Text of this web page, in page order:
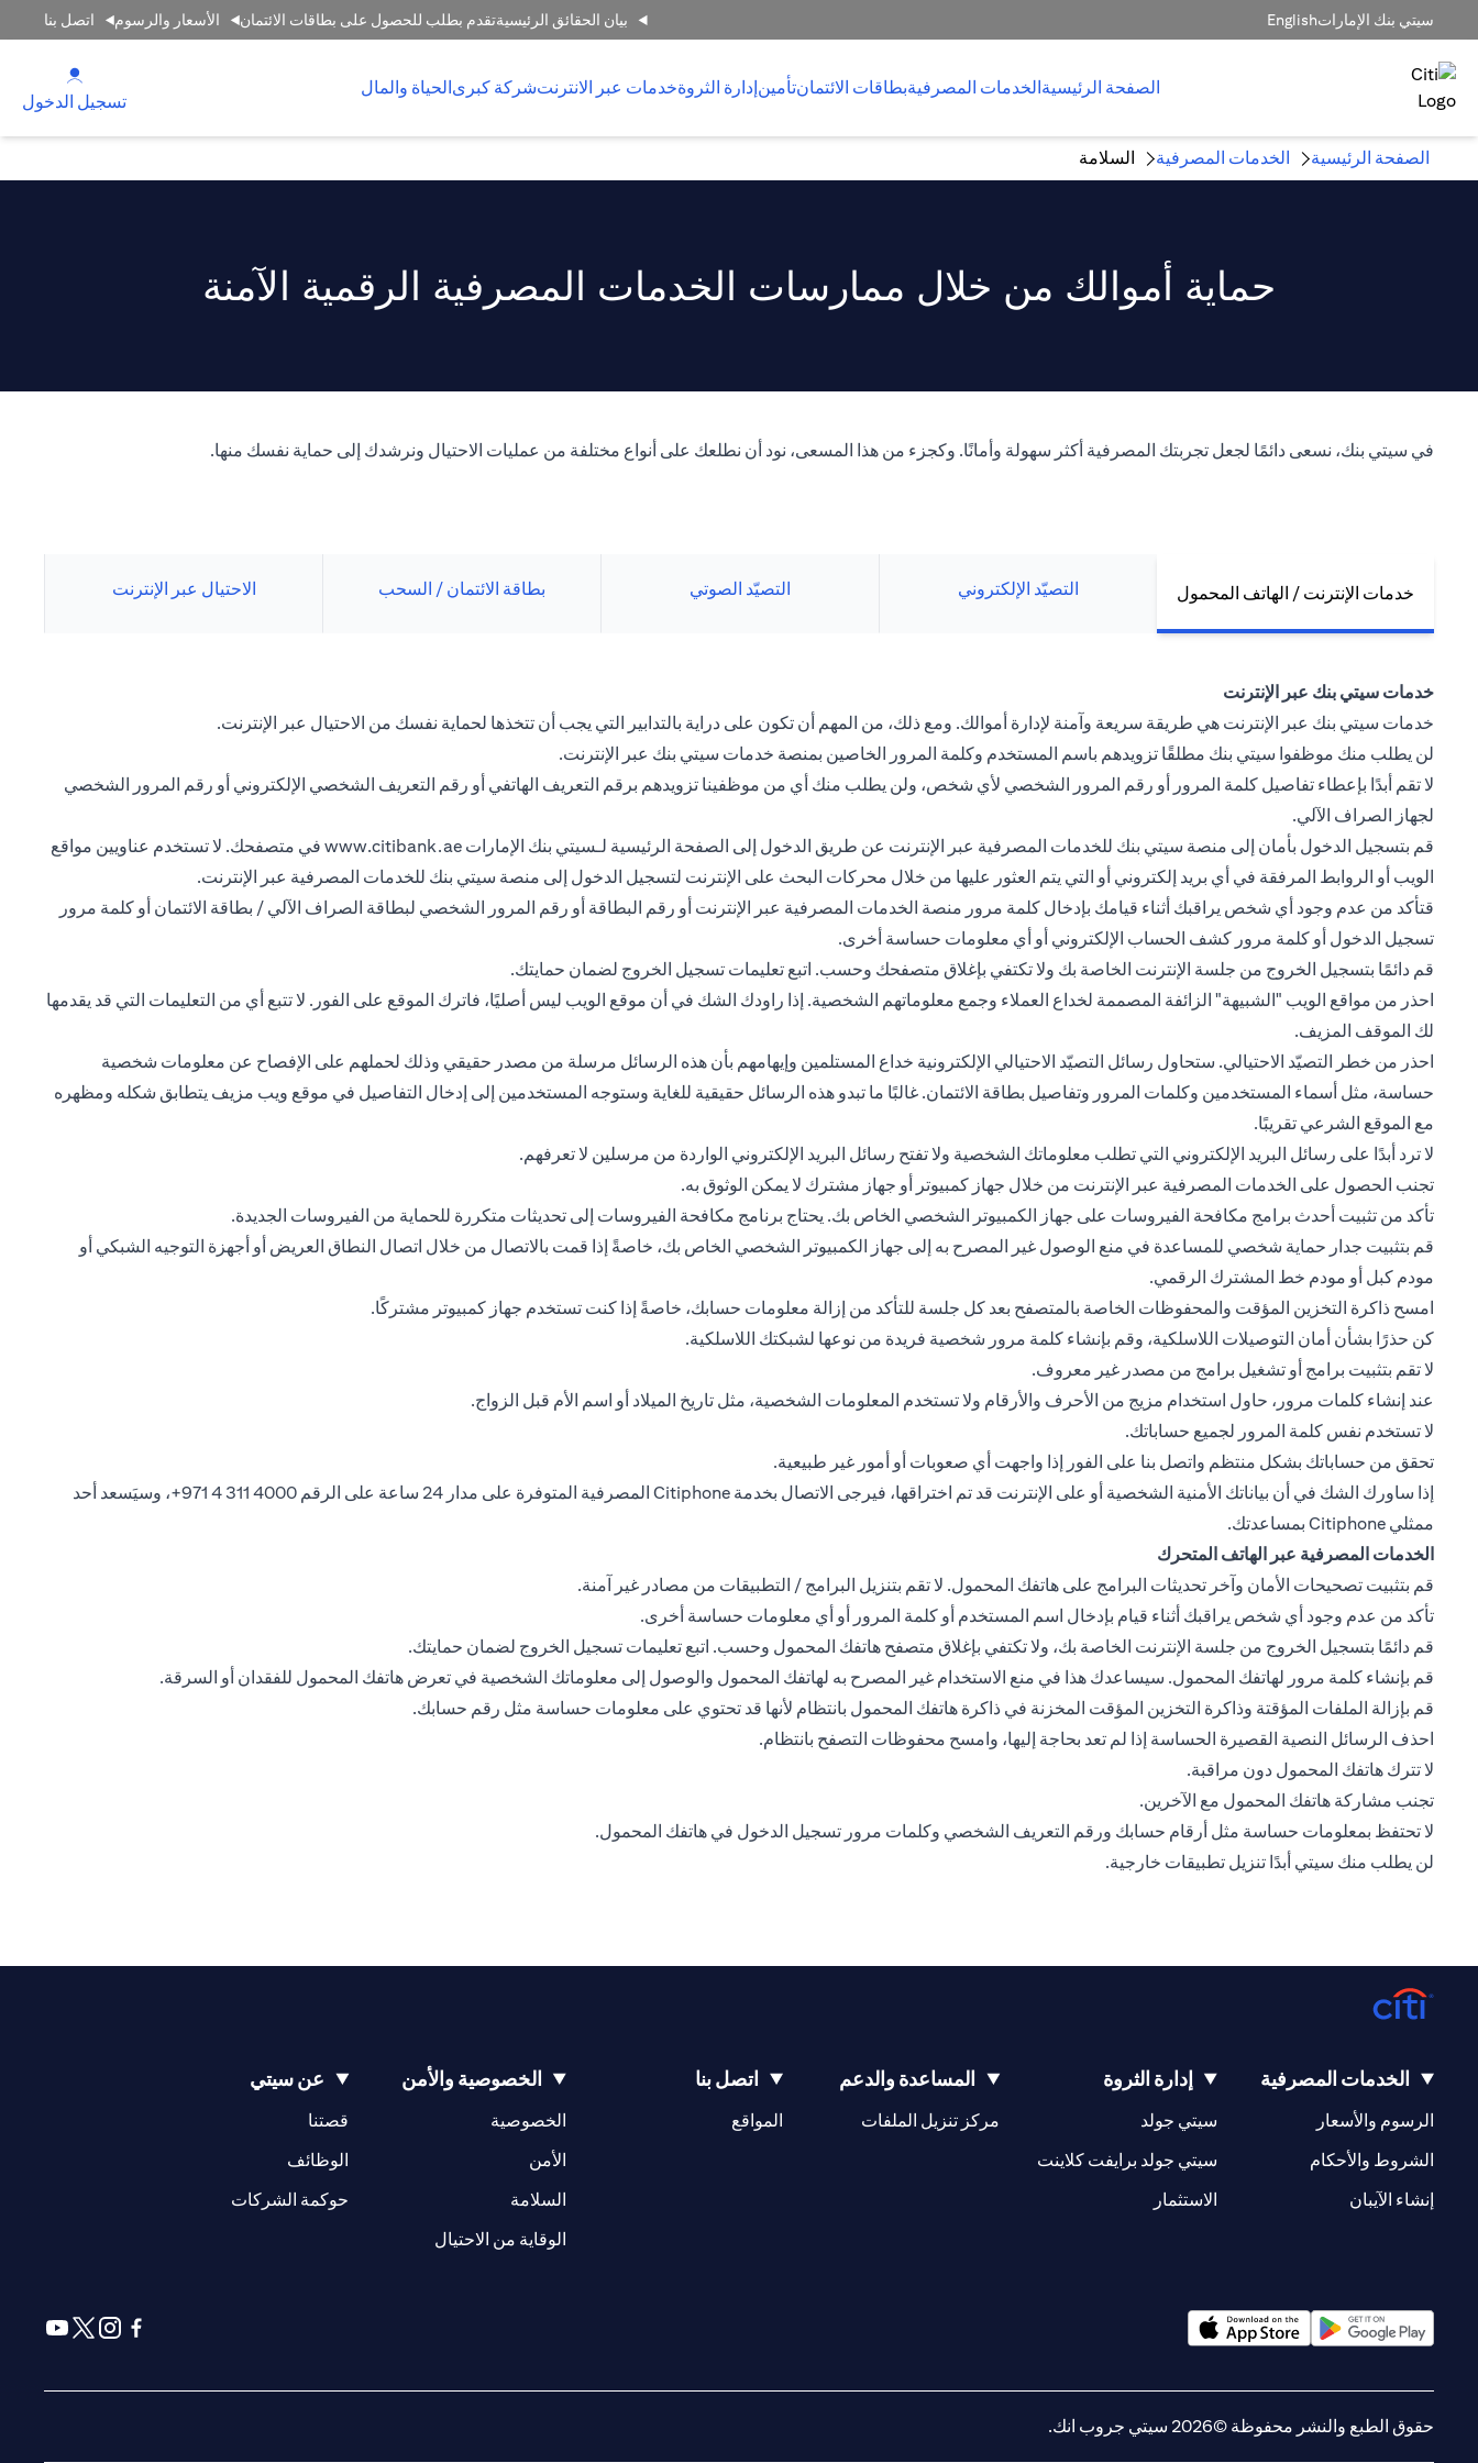
سيتي بنك الإماراتEnglish بيان الحقائق الرئيسيةتقدم بطلب للحصول على بطاقات الائتمان الأسعار والرسوم اتصل بنا
الصفحة الرئيسيةالخدمات المصرفيةبطاقات الائتمانتأمينإدارة الثروةخدمات عبر الانترنتشركة كبرىالحياة والمال
تسجيل الدخول
الصفحة الرئيسية الخدمات المصرفية السلامة
حماية أموالك من خلال ممارسات الخدمات المصرفية الرقمية الآمنة
في سيتي بنك، نسعى دائمًا لجعل تجربتك المصرفية أكثر سهولة وأمانًا. وكجزء من هذا المسعى، نود أن نطلعك على أنواع مختلفة من عمليات الاحتيال ونرشدك إلى حماية نفسك منها.
خدمات الإنترنت / الهاتف المحمول التصيّد الإلكتروني التصيّد الصوتي بطاقة الائتمان / السحب الاحتيال عبر الإنترنت
خدمات سيتي بنك عبر الإنترنت
خدمات سيتي بنك عبر الإنترنت هي طريقة سريعة وآمنة لإدارة أموالك. ومع ذلك، من المهم أن تكون على دراية بالتدابير التي يجب أن تتخذها لحماية نفسك من الاحتيال عبر الإنترنت.
لن يطلب منك موظفوا سيتي بنك مطلقًا تزويدهم باسم المستخدم وكلمة المرور الخاصين بمنصة خدمات سيتي بنك عبر الإنترنت.
لا تقم أبدًا بإعطاء تفاصيل كلمة المرور أو رقم المرور الشخصي لأي شخص، ولن يطلب منك أي من موظفينا تزويدهم برقم التعريف الهاتفي أو رقم التعريف الشخصي الإلكتروني أو رقم المرور الشخصي
لجهاز الصراف الآلي.
قم بتسجيل الدخول بأمان إلى منصة سيتي بنك للخدمات المصرفية عبر الإنترنت عن طريق الدخول إلى الصفحة الرئيسية لـسيتي بنك الإمارات www.citibank.ae في متصفحك. لا تستخدم عناويين مواقع
الويب أو الروابط المرفقة في أي بريد إلكتروني أو التي يتم العثور عليها من خلال محركات البحث على الإنترنت لتسجيل الدخول إلى منصة سيتي بنك للخدمات المصرفية عبر الإنترنت.
قتأكد من عدم وجود أي شخص يراقبك أثناء قيامك بإدخال كلمة مرور منصة الخدمات المصرفية عبر الإنترنت أو رقم البطاقة أو رقم المرور الشخصي لبطاقة الصراف الآلي / بطاقة الائتمان أو كلمة مرور
تسجيل الدخول أو كلمة مرور كشف الحساب الإلكتروني أو أي معلومات حساسة أخرى.
قم دائمًا بتسجيل الخروج من جلسة الإنترنت الخاصة بك ولا تكتفي بإغلاق متصفحك وحسب. اتبع تعليمات تسجيل الخروج لضمان حمايتك.
احذر من مواقع الويب "الشبيهة" الزائفة المصممة لخداع العملاء وجمع معلوماتهم الشخصية. إذا راودك الشك في أن موقع الويب ليس أصليًا، فاترك الموقع على الفور. لا تتبع أي من التعليمات التي قد يقدمها
لك الموقف المزيف.
احذر من خطر التصيّد الاحتيالي. ستحاول رسائل التصيّد الاحتيالي الإلكترونية خداع المستلمين وإيهامهم بأن هذه الرسائل مرسلة من مصدر حقيقي وذلك لحملهم على الإفصاح عن معلومات شخصية
حساسة، مثل أسماء المستخدمين وكلمات المرور وتفاصيل بطاقة الائتمان. غالبًا ما تبدو هذه الرسائل حقيقية للغاية وستوجه المستخدمين إلى إدخال التفاصيل في موقع ويب مزيف يتطابق شكله ومظهره
مع الموقع الشرعي تقريبًا.
لا ترد أبدًا على رسائل البريد الإلكتروني التي تطلب معلوماتك الشخصية ولا تفتح رسائل البريد الإلكتروني الواردة من مرسلين لا تعرفهم.
تجنب الحصول على الخدمات المصرفية عبر الإنترنت من خلال جهاز كمبيوتر أو جهاز مشترك لا يمكن الوثوق به.
تأكد من تثبيت أحدث برامج مكافحة الفيروسات على جهاز الكمبيوتر الشخصي الخاص بك. يحتاج برنامج مكافحة الفيروسات إلى تحديثات متكررة للحماية من الفيروسات الجديدة.
قم بتثبيت جدار حماية شخصي للمساعدة في منع الوصول غير المصرح به إلى جهاز الكمبيوتر الشخصي الخاص بك، خاصةً إذا قمت بالاتصال من خلال اتصال النطاق العريض أو أجهزة التوجيه الشبكي أو
مودم كبل أو مودم خط المشترك الرقمي.
امسح ذاكرة التخزين المؤقت والمحفوظات الخاصة بالمتصفح بعد كل جلسة للتأكد من إزالة معلومات حسابك، خاصةً إذا كنت تستخدم جهاز كمبيوتر مشتركًا.
كن حذرًا بشأن أمان التوصيلات اللاسلكية، وقم بإنشاء كلمة مرور شخصية فريدة من نوعها لشبكتك اللاسلكية.
لا تقم بتثبيت برامج أو تشغيل برامج من مصدر غير معروف.
عند إنشاء كلمات مرور، حاول استخدام مزيج من الأحرف والأرقام ولا تستخدم المعلومات الشخصية، مثل تاريخ الميلاد أو اسم الأم قبل الزواج.
لا تستخدم نفس كلمة المرور لجميع حساباتك.
تحقق من حساباتك بشكل منتظم واتصل بنا على الفور إذا واجهت أي صعوبات أو أمور غير طبيعية.
إذا ساورك الشك في أن بياناتك الأمنية الشخصية أو على الإنترنت قد تم اختراقها، فيرجى الاتصال بخدمة Citiphone المصرفية المتوفرة على مدار 24 ساعة على الرقم ‎+971 4 311 4000، وسيَسعد أحد
ممثلي Citiphone بمساعدتك.
الخدمات المصرفية عبر الهاتف المتحرك
قم بتثبيت تصحيحات الأمان وآخر تحديثات البرامج على هاتفك المحمول. لا تقم بتنزيل البرامج / التطبيقات من مصادر غير آمنة.
تأكد من عدم وجود أي شخص يراقبك أثناء قيام بإدخال اسم المستخدم أو كلمة المرور أو أي معلومات حساسة أخرى.
قم دائمًا بتسجيل الخروج من جلسة الإنترنت الخاصة بك، ولا تكتفي بإغلاق متصفح هاتفك المحمول وحسب. اتبع تعليمات تسجيل الخروج لضمان حمايتك.
قم بإنشاء كلمة مرور لهاتفك المحمول. سيساعدك هذا في منع الاستخدام غير المصرح به لهاتفك المحمول والوصول إلى معلوماتك الشخصية في تعرض هاتفك المحمول للفقدان أو السرقة.
قم بإزالة الملفات المؤقتة وذاكرة التخزين المؤقت المخزنة في ذاكرة هاتفك المحمول بانتظام لأنها قد تحتوي على معلومات حساسة مثل رقم حسابك.
احذف الرسائل النصية القصيرة الحساسة إذا لم تعد بحاجة إليها، وامسح محفوظات التصفح بانتظام.
لا تترك هاتفك المحمول دون مراقبة.
تجنب مشاركة هاتفك المحمول مع الآخرين.
لا تحتفظ بمعلومات حساسة مثل أرقام حسابك ورقم التعريف الشخصي وكلمات مرور تسجيل الدخول في هاتفك المحمول.
لن يطلب منك سيتي أبدًا تنزيل تطبيقات خارجية.
الخدمات المصرفية
الرسوم والأسعار
الشروط والأحكام
إنشاء الآيبان
إدارة الثروة
سيتي جولد
سيتي جولد برايفت كلاينت
الاستثمار
المساعدة والدعم
مركز تنزيل الملفات
اتصل بنا
المواقع
(opens in a new tab)
الخصوصية والأمن
الخصوصية
الأمن
السلامة
الوقاية من الاحتيال
عن سيتي
قصتنا
(opens in a new tab)
الوظائف
(opens in a new tab)
حوكمة الشركات
(opens in a new tab)
حقوق الطبع والنشر محفوظة ©2026 سيتي جروب انك.